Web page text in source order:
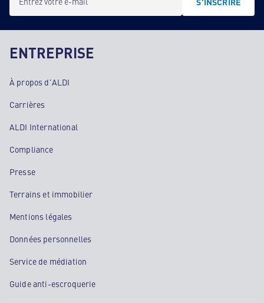
ENTREPRISE
À propos d'ALDI
Carrières
ALDI International
Compliance
Presse
Terrains et immobilier
Mentions légales
Données personnelles
Service de médiation
Guide anti-escroquerie